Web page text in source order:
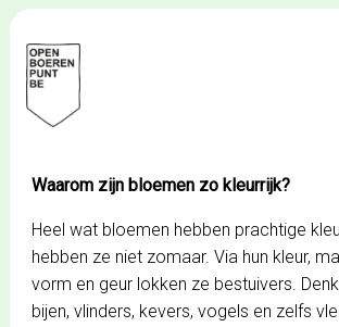
Spring
naar
inhoud
Waarom zijn bloemen zo kleurrijk?
Heel wat bloemen hebben prachtige
hebben ze niet zomaar. Via hun kleur,
vorm en geur lokken ze bestuivers.
bijen, vlinders, kevers, vogels en zelfs